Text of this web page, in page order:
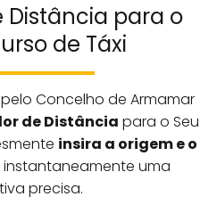
para o
de Táxi
Concelho de Armamar
de Distância para o Seu
insira a origem e o
uma
precisa.